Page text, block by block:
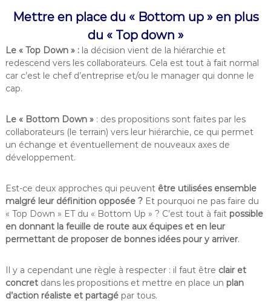
Mettre en place du « Bottom up » en plus
du « Top down »
Le « Top Down » :la décision vient de la hiérarchie et
redescend vers les collaborateurs. Cela est tout à fait normal
car c’est le chef d’entreprise et/ou le manager qui donne le
cap.
Le « Bottom Down »: des propositions sont faites par les
collaborateurs (le terrain) vers leur hiérarchie, ce qui permet
un échange et éventuellement de nouveaux axes de
développement.
Est-ce deux approches qui peuvent être utilisées ensemble
malgré leur définition opposée ?Et pourquoi ne pas faire du
« Top Down » ET du « Bottom Up » ? C’est tout à fait possible
en donnant la feuille de route aux équipes et en leur
permettant de proposer de bonnes idées pour y arriver.
Il y a cependant une règle à respecter : il faut être clair et
concretdans les propositions et mettre en place un plan
d’action réaliste et partagé par tous.